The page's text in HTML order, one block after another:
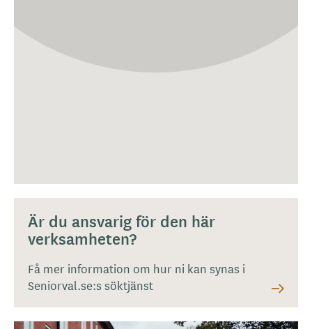
Är du ansvarig för den här
verksamheten?
Få mer information om hur ni kan synas i
Seniorval.se:s söktjänst